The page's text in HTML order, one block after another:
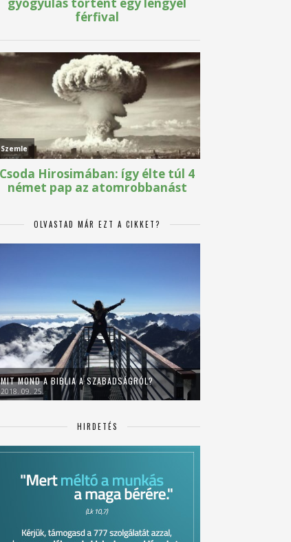
OLVASTAD MÁR EZT A CIKKET?
MIT MOND A BIBLIA A SZABADSÁGRÓL?
2018. 09. 25.
HIRDETÉS